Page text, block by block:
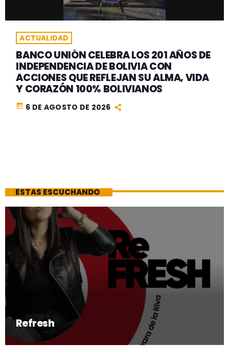
ACTUALIDAD
BANCO UNIÓN CELEBRA LOS 201 AÑOS DE
INDEPENDENCIA DE BOLIVIA CON
ACCIONES QUE REFLEJAN SU ALMA, VIDA
Y CORAZÓN 100% BOLIVIANOS
today 6 DE AGOSTO DE 2026
ESTAS ESCUCHANDO
Refresh